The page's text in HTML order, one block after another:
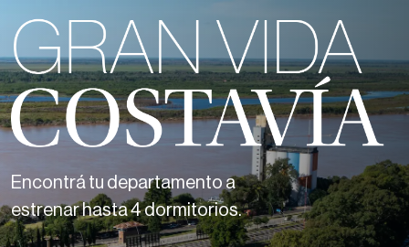
Encontrá tu departamento a
estrenar hasta 4 dormitorios.